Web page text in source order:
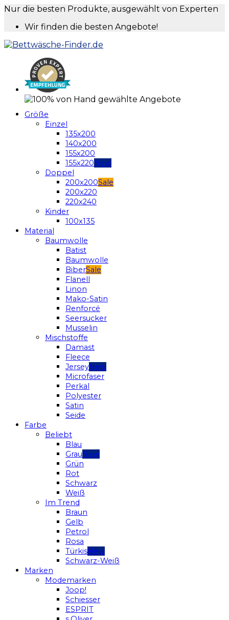
Nur die besten Produkte, ausgewählt von Experten
Wir finden die besten Angebote!
Größe
Einzel
135x200
140x200
155x200
155x220
Doppel
200x200
200x220
220x240
Kinder
100x135
Material
Baumwolle
Batist
Baumwolle
Biber
Flanell
Linon
Mako-Satin
Renforcé
Seersucker
Musselin
Mischstoffe
Damast
Fleece
Jersey
Microfaser
Perkal
Polyester
Satin
Seide
Farbe
Beliebt
Blau
Grau
Grün
Rot
Schwarz
Weiß
Im Trend
Braun
Gelb
Petrol
Rosa
Türkis
Schwarz-Weiß
Marken
Modemarken
Joop!
Schiesser
ESPRIT